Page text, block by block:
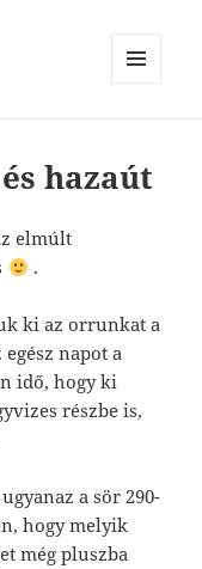
hazaút
elmúlt
.
ki az orrunkat a
napot a
idő, hogy ki
részbe is,
a sör 290-
hogy melyik
még pluszba